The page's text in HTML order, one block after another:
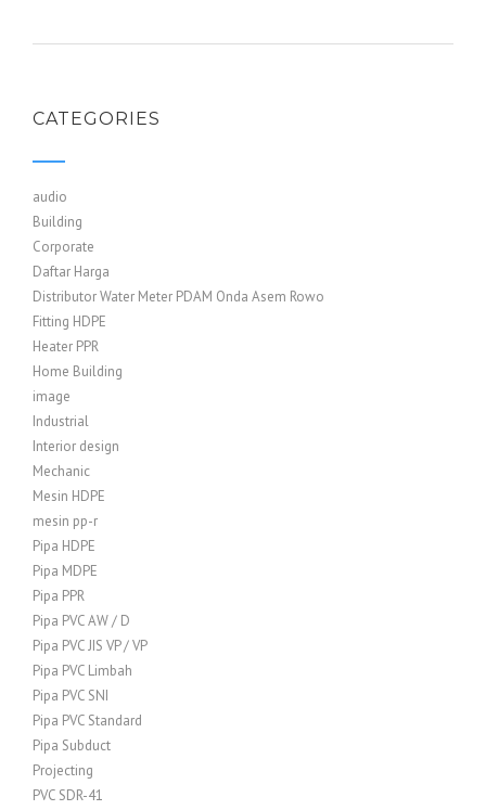
CATEGORIES
audio
Building
Corporate
Daftar Harga
Distributor Water Meter PDAM Onda Asem Rowo
Fitting HDPE
Heater PPR
Home Building
image
Industrial
Interior design
Mechanic
Mesin HDPE
mesin pp-r
Pipa HDPE
Pipa MDPE
Pipa PPR
Pipa PVC AW / D
Pipa PVC JIS VP / VP
Pipa PVC Limbah
Pipa PVC SNI
Pipa PVC Standard
Pipa Subduct
Projecting
PVC SDR-41